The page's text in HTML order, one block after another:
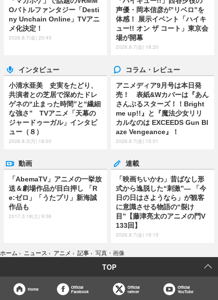
Oバトルファンタジー「Desti
ny Unchain Online」TVアニ
メ化決定！
2026.8.7(金) 20:45
声優・岡本信彦が”リベロ”を
体感！ 展示イベント「ハイキ
ュー!! オン ザ コート」東京会
場が開幕
2026.8.7(金) 18:20
インタビュー
小清水亜美 史実をたどり、
共演者との芝居で深めたドレ
ゲネの“止まった時間”と“繊細
な強さ” TVアニメ「天幕の
ジャードゥーガル」インタビ
ュー（８）
2026.8.3(月) 18:00
コラム・レビュー
アニメディア9月号は本日発
売！ 表紙&Wカバーは『あん
さんぶるスターズ！！Bright
me up!!』と『魔法少女リリ
カルなのは EXCEEDS Gun Bl
aze Vengeance』！
2026.8.7(金) 15:01
動画
「AbemaTV」アニメの一挙放
送＆劇場作品が目白押し 「R
e:ゼロ」「うたプリ」新海誠
作品も
2017.3.18(土) 9:06
連載
「映画ちいかわ」昔ばなし形
式から逸脱した“刺激”― 「今
日の日はさようなら」が観客
に意識させる物語の“裂け
目”【藤津亮太のアニメの門V
133回】
2026.8.7(金) 19:15
ホーム › ニュース › アニメ › 記事 › 写真・画像
TOP
Home
Official
Facebook
Official
twitter
Official
YouTube